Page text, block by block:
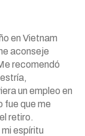
en Vietnam
aconseje
recomendó
un empleo en
fue que me
retiro.
espíritu